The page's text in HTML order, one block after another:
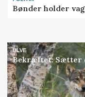
Bønder holder
ULVE
Bekræftet: Sætter